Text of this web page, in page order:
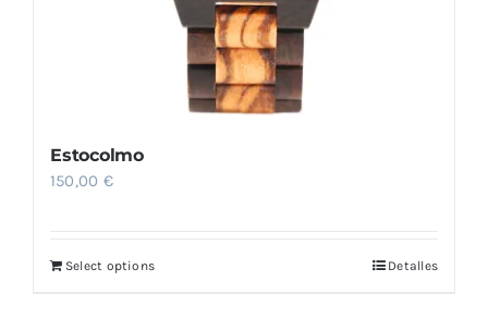
Estocolmo
150,00 €
Select options Detalles